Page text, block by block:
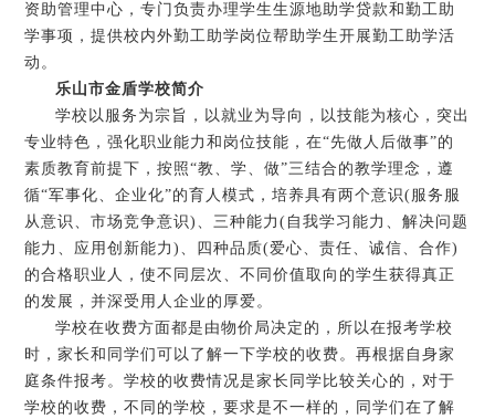
资助管理中心，专门负责办理学生生源地助学贷款和勤工助
学事项，提供校内外勤工助学岗位帮助学生开展勤工助学活
动。
乐山市金盾学校简介
学校以服务为宗旨，以就业为导向，以技能为核心，突出
专业特色，强化职业能力和岗位技能，在“先做人后做事”的
素质教育前提下，按照“教、学、做”三结合的教学理念，遵
循“军事化、企业化”的育人模式，培养具有两个意识(服务服
从意识、市场竞争意识)、三种能力(自我学习能力、解决问题
能力、应用创新能力)、四种品质(爱心、责任、诚信、合作)
的合格职业人，使不同层次、不同价值取向的学生获得真正
的发展，并深受用人企业的厚爱。
学校在收费方面都是由物价局决定的，所以在报考学校
时，家长和同学们可以了解一下学校的收费。再根据自身家
庭条件报考。学校的收费情况是家长同学比较关心的，对于
学校的收费，不同的学校，要求是不一样的，同学们在了解